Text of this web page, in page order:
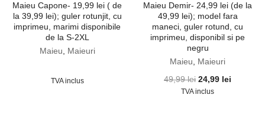
Maieu Capone- 19,99 lei ( de
la 39,99 lei); guler rotunjit, cu
imprimeu, marimi disponibile
de la S-2XL
Maieu, Maieuri
TVA inclus
Maieu Demir- 24,99 lei (de la
49,99 lei); model fara
maneci, guler rotund, cu
imprimeu, disponibil si pe
negru
Maieu, Maieuri
49,99lei Prețul
inițial
24,99 lei
TVA inclus